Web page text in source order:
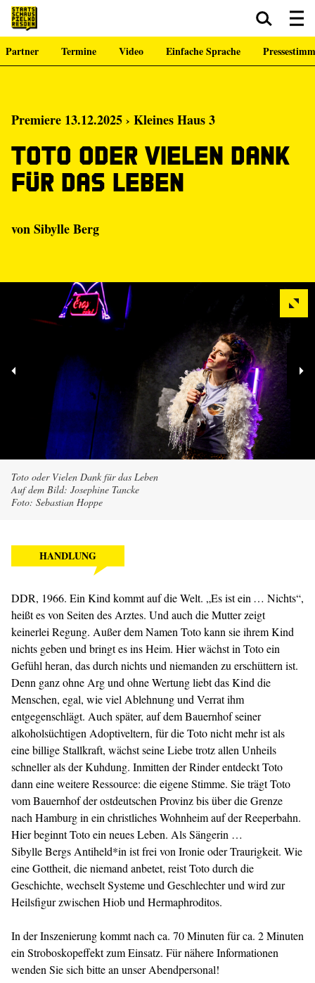
Zum Hauptinhalt springen Zum Footer springen
Partner Termine Video Einfache Sprache
Premiere 13.12.2025 › Kleines Haus 3
Toto oder Vielen Dank
für das Leben
von Sibylle Berg
Toto oder Vielen Dank für das Leben
Auf dem Bild: Josephine Tancke
Foto: Sebastian Hoppe
HANDLUNG
DDR, 1966. Ein Kind kommt auf die Welt. „Es ist ein … Nichts“,
heißt es von Seiten des Arztes. Und auch die Mutter zeigt
keinerlei Regung. Außer dem Namen Toto kann sie ihrem Kind
nichts geben und bringt es ins Heim. Hier wächst in Toto ein
Gefühl heran, das durch nichts und niemanden zu erschüttern ist.
Denn ganz ohne Arg und ohne Wertung liebt das Kind die
Menschen, egal, wie viel Ablehnung und Verrat ihm
entgegenschlägt. Auch später, auf dem Bauernhof seiner
alkoholsüchtigen Adoptiveltern, für die Toto nicht mehr ist als
eine billige Stallkraft, wächst seine Liebe trotz allen Unheils
schneller als der Kuhdung. Inmitten der Rinder entdeckt Toto
dann eine weitere Ressource: die eigene Stimme. Sie trägt Toto
vom Bauernhof der ostdeutschen Provinz bis über die Grenze
nach Hamburg in ein christliches Wohnheim auf der Reeperbahn.
Hier beginnt Toto ein neues Leben. Als Sängerin …
Sibylle Bergs Antiheld*in ist frei von Ironie oder Traurigkeit. Wie
eine Gottheit, die niemand anbetet, reist Toto durch die
Geschichte, wechselt Systeme und Geschlechter und wird zur
Heilsfigur zwischen Hiob und Hermaphroditos.
In der Inszenierung kommt nach ca. 70 Minuten für ca. 2 Minuten
ein Stroboskopeffekt zum Einsatz. Für nähere Informationen
wenden Sie sich bitte an unser Abendpersonal!